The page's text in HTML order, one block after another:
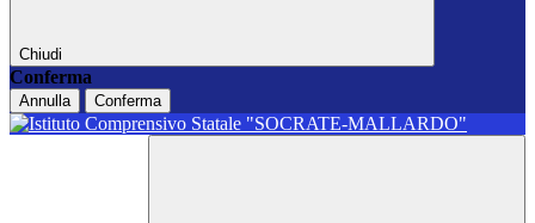
Chiudi
Conferma
Annulla Conferma